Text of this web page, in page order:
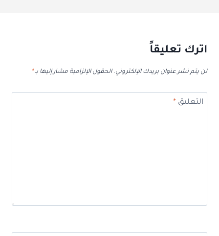
اترك تعليقاً
لن يتم نشر عنوان بريدك الإلكتروني. الحقول الإلزامية مشار إليها بـ*
التعليق*